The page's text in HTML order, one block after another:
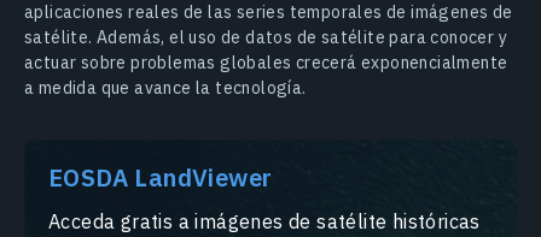
aplicaciones reales de las series temporales de imágenes de
satélite. Además, el uso de datos de satélite para conocer y
actuar sobre problemas globales crecerá exponencialmente
a medida que avance la tecnología.
EOSDA LandViewer
Acceda gratis a imágenes de satélite históricas